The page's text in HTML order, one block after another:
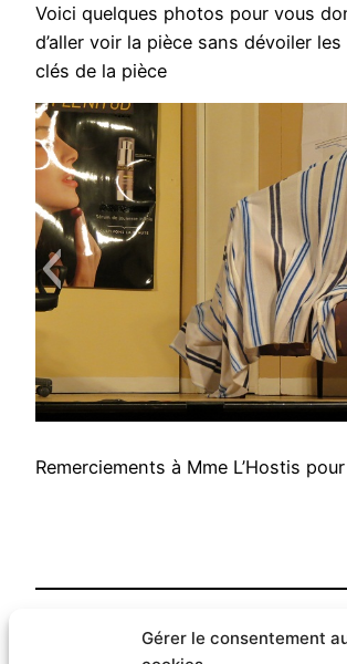
Gérer le consentement
Voici quelques photos pour vous
d’aller voir la pièce sans dévoiler
clés de la pièce
Remerciements à Mme L’Hostis
8 février 2013dansGalerie 2013